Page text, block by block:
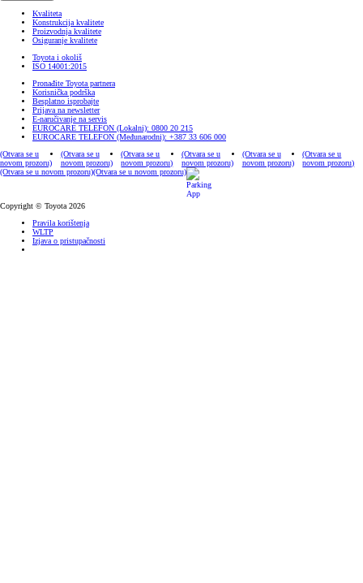
Kvaliteta
Konstrukcija kvalitete
Proizvodnja kvalitete
Osiguranje kvalitete
Toyota i okoliš
ISO 14001:2015
Pronađite Toyota partnera
Korisnička podrška
Besplatno isprobajte
Prijava na newsletter
E-naručivanje na servis
EUROCARE TELEFON (Lokalni): 0800 20 215
EUROCARE TELEFON (Međunarodni): +387 33 606 000
(Otvara se u
novom prozoru)
(Otvara se u
novom prozoru)
(Otvara se u
novom prozoru)
(Otvara se u
novom prozoru)
(Otvara se u
novom prozoru)
(Otvara se u
novom prozoru)
(Otvara se u novom prozoru)(Otvara se u novom prozoru)
Copyright © Toyota 2026
Pravila korištenja
WLTP
Izjava o pristupačnosti